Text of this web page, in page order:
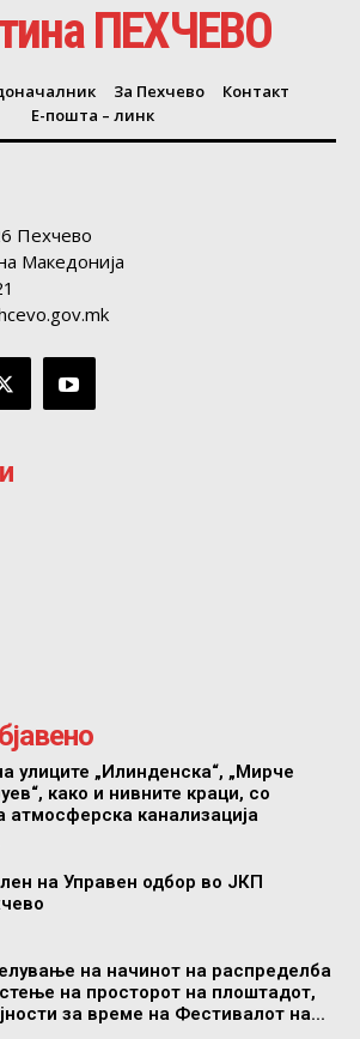
ПЕХЧЕВО
За Пехчево
Контакт
Е-пошта – линк
Пехчево
Македонија
улиците „Илинденска“, „Мирче
како и нивните краци, со
атмосферска канализација
на Управен одбор во ЈКП
на начинот на распределба
на просторот на плоштадот,
за време на Фестивалот на...